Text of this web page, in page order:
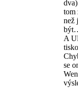
tom
než
A
se